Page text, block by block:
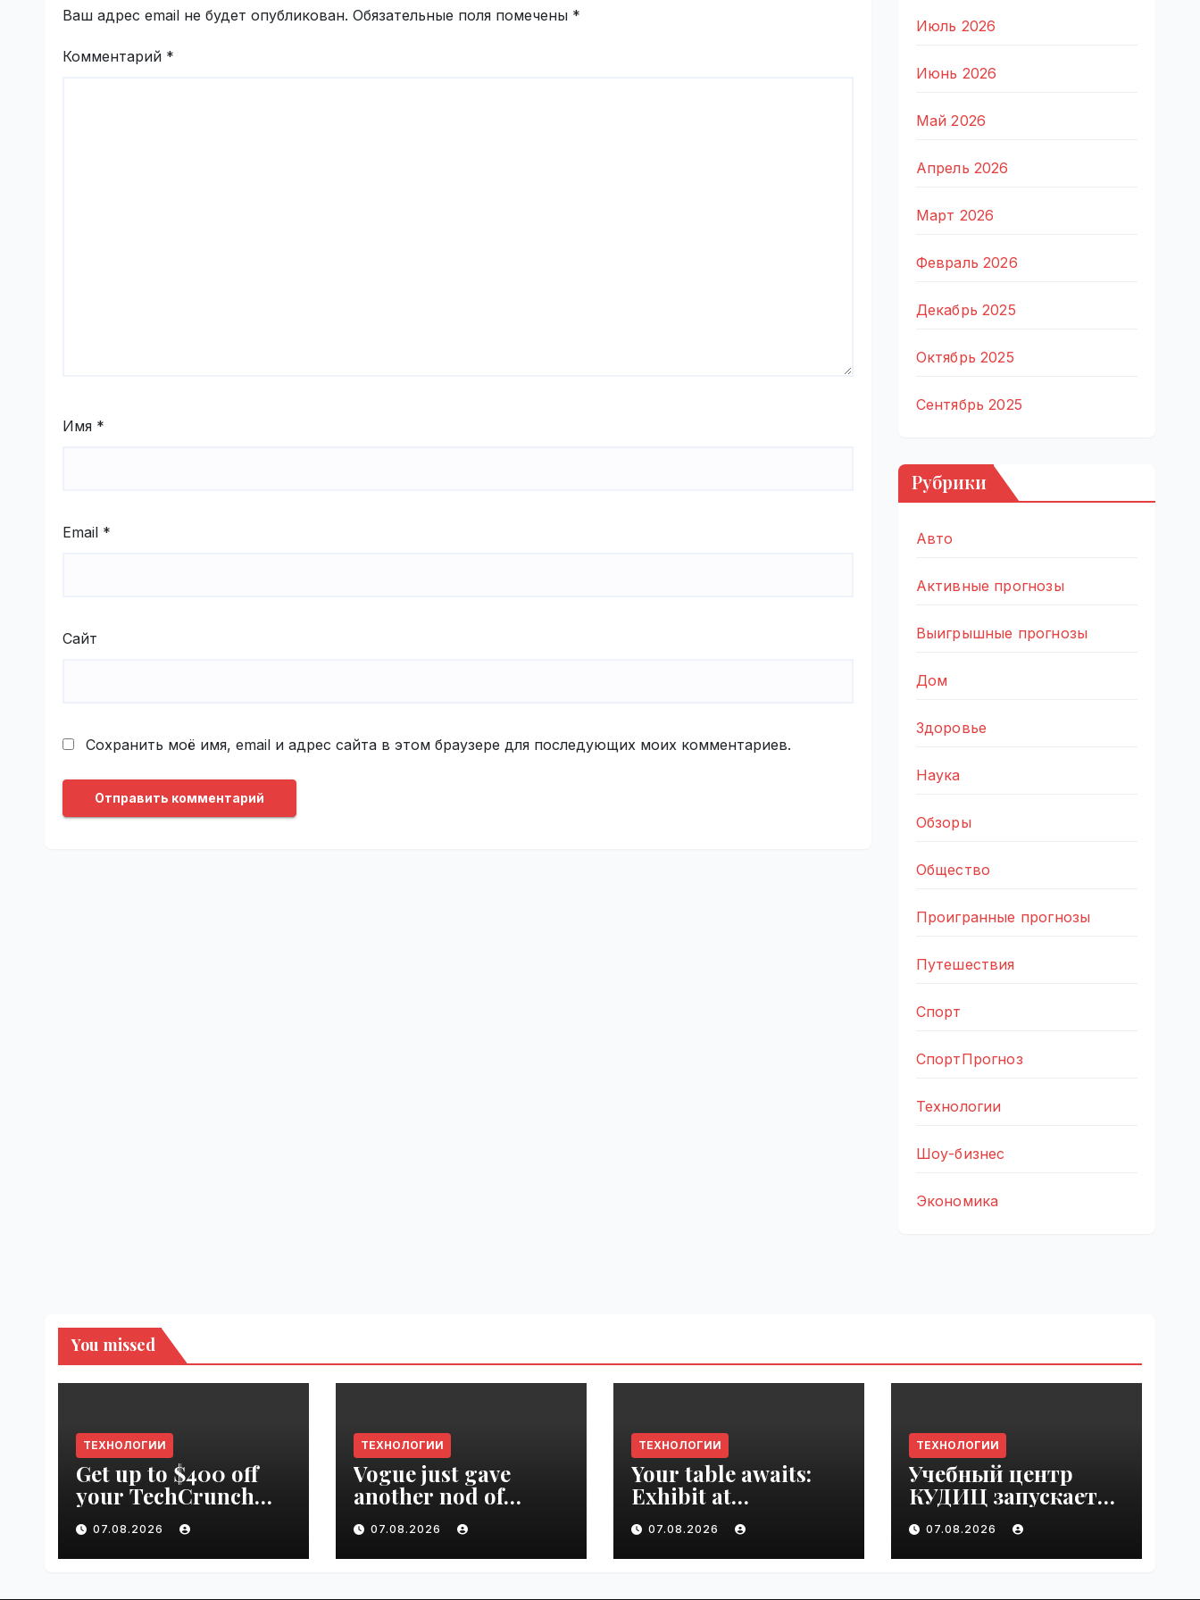
Ваш адрес email не будет опубликован. Обязательные поля помечены *
Комментарий *
Имя *
Email *
Сайт
Сохранить моё имя, email и адрес сайта в этом браузере для последующих моих комментариев.
Июль 2026
Июнь 2026
Май 2026
Апрель 2026
Март 2026
Февраль 2026
Декабрь 2025
Октябрь 2025
Сентябрь 2025
Рубрики
Авто
Активные прогнозы
Выигрышные прогнозы
Дом
Здоровье
Наука
Обзоры
Общество
Проигранные прогнозы
Путешествия
Спорт
СпортПрогноз
Технологии
Шоу-бизнес
Экономика
You missed
ТЕХНОЛОГИИ
Get up to $400 off
your TechCrunch
Disrupt 2026 pass
until tomorrow |
VseTime.ru
07.08.2026
ТЕХНОЛОГИИ
Vogue just gave
another nod of
approval to the tech
world | VseTime.ru
07.08.2026
ТЕХНОЛОГИИ
Your table awaits:
Exhibit at
TechCrunch Disrupt
2026 to be seen by
thousands |
07.08.2026
ТЕХНОЛОГИИ
Учебный центр
КУДИЦ запускает
авторизованный
курс по
администрировани
07.08.2026